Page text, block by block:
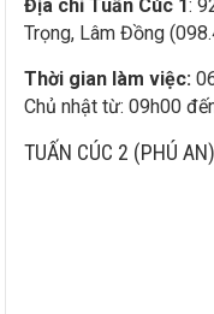
Địa chỉ Tuấn Cúc 1:
Trọng, Lâm Đồng
Thời gian làm việc:
Chủ nhật từ: 09h00
TUẤN CÚC 2 (PHÚ AN)